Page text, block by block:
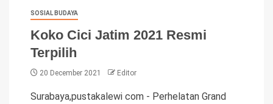
SOSIAL BUDAYA
Koko Cici Jatim 2021 Resmi
Terpilih
20 December 2021 Editor
Surabaya,pustakalewi com - Perhelatan Grand